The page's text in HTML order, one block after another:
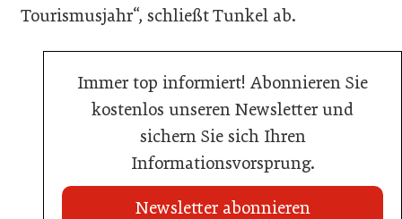
Tourismusjahr“, schließt Tunkel ab.
Immer top informiert! Abonnieren Sie
kostenlos unseren Newsletter und
sichern Sie sich Ihren
Informationsvorsprung.
Newsletter abonnieren